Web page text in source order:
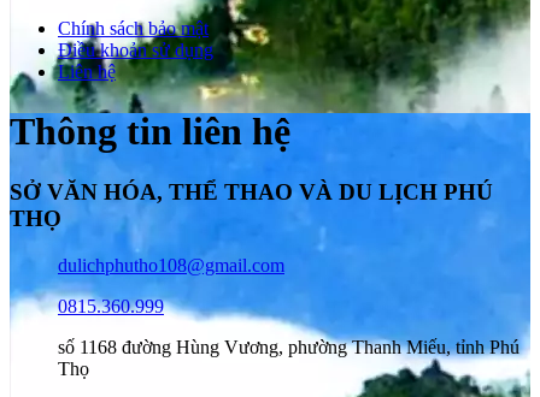
Chính sách bảo mật
Điều khoản sử dụng
Liên hệ
Thông tin liên hệ
SỞ VĂN HÓA, THỂ THAO VÀ DU LỊCH PHÚ
THỌ
dulichphutho108@gmail.com
0815.360.999
số 1168 đường Hùng Vương, phường Thanh Miếu, tỉnh Phú
Thọ